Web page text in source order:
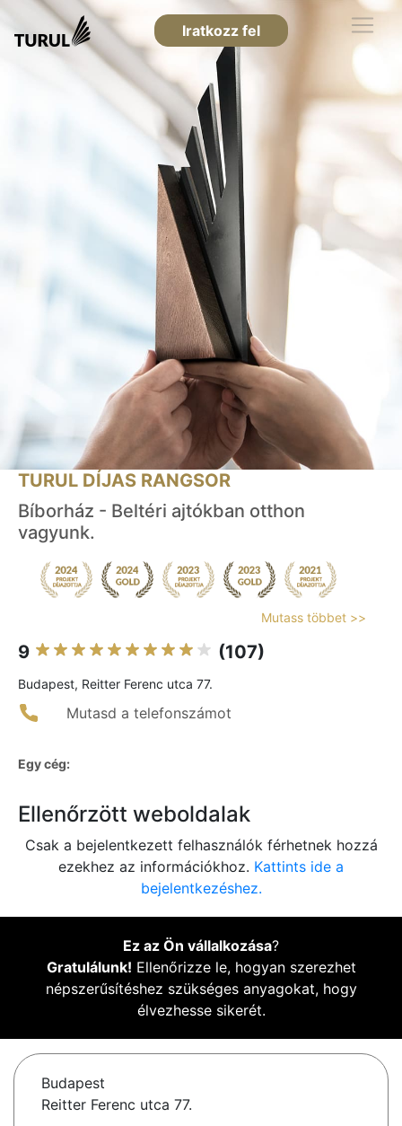
Iratkozz fel
TURUL DÍJAS RANGSOR
Bíborház - Beltéri ajtókban otthon
vagyunk.
Mutass többet >>
9 (107)
Budapest, Reitter Ferenc utca 77.
Mutasd a telefonszámot
Egy cég:
Ellenőrzött weboldalak
Csak a bejelentkezett felhasználók férhetnek hozzá
ezekhez az információkhoz. Kattints ide a
bejelentkezéshez.
Ez az Ön vállalkozása?
Gratulálunk! Ellenőrizze le, hogyan szerezhet
népszerűsítéshez szükséges anyagokat, hogy
élvezhesse sikerét.
Budapest
Reitter Ferenc utca 77.